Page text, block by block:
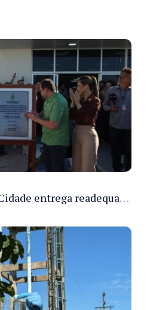
Governador Roberto Cidade entrega readequação do ambulatório da FCecon e amplia capacidade de atendimento oncológico em Manaus